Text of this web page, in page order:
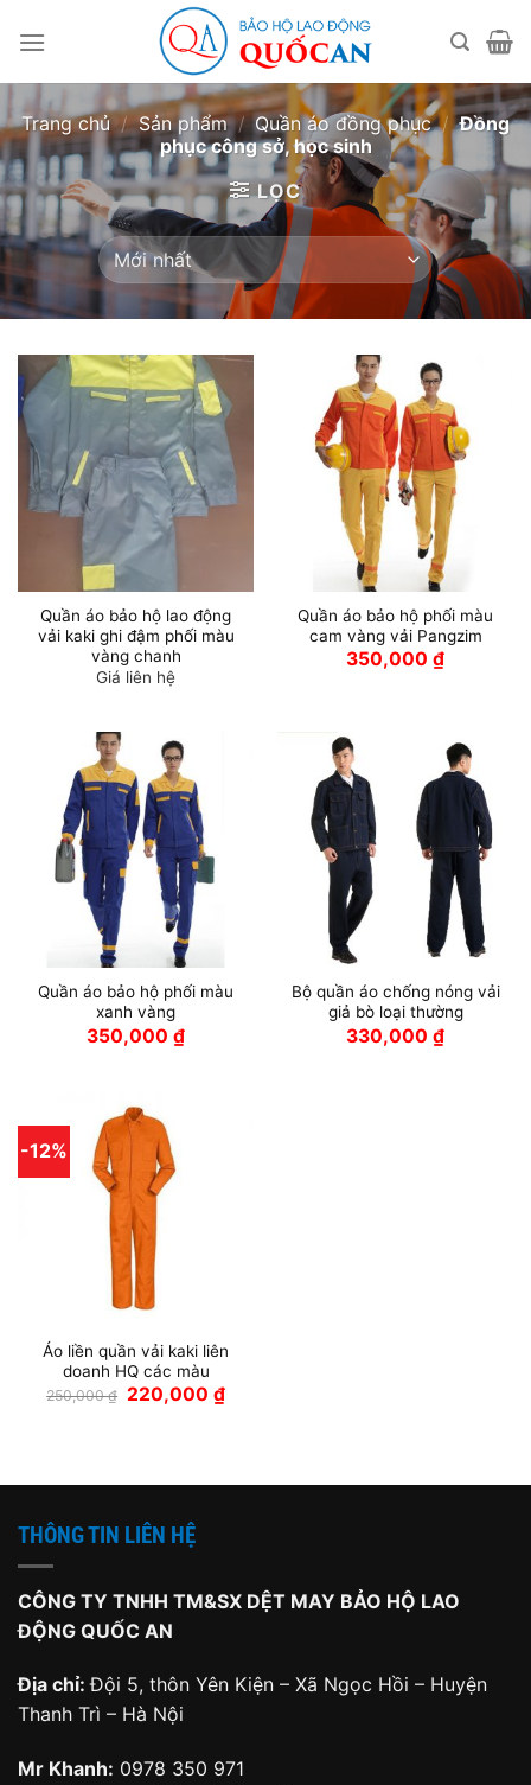
qua
dung
Trang chủ / Sản phẩm / Quần áo đồng phục / Đồng
phục công sở, học sinh
LỌC
Quần áo bảo hộ lao động
vải kaki ghi đậm phối màu
vàng chanh
Giá liên hệ
Quần áo bảo hộ phối màu
cam vàng vải Pangzim
350,000 ₫
Quần áo bảo hộ phối màu
xanh vàng
350,000 ₫
Bộ quần áo chống nóng vải
giả bò loại thường
330,000 ₫
-12%
Áo liền quần vải kaki liên
doanh HQ các màu
250,000₫ Giá
gốc
220,000 ₫Giá
hiện
THÔNG TIN LIÊN HỆ
CÔNG TY TNHH TM&SX DỆT MAY BẢO HỘ LAO
ĐỘNG QUỐC AN
Địa chỉ:Đội 5, thôn Yên Kiện – Xã Ngọc Hồi – Huyện
Thanh Trì – Hà Nội
Mr Khanh: 0978 350 971